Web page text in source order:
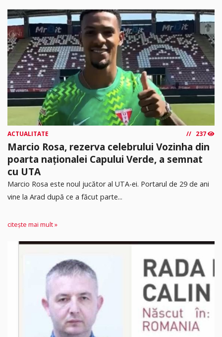
ACTUALITATE 237
Marcio Rosa, rezerva celebrului Vozinha din
poarta naționalei Capului Verde, a semnat
cu UTA
Marcio Rosa este noul jucător al UTA-ei. Portarul de 29 de ani
vine la Arad după ce a făcut parte...
citește mai mult »